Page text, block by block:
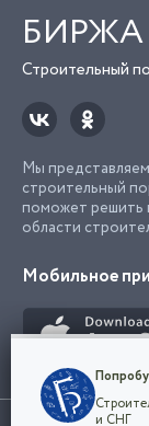
БИРЖА
Строительный
Мы
строительный
поможет решить
области
Мобильное
Использование
Мы
наш сайт
и СНГ